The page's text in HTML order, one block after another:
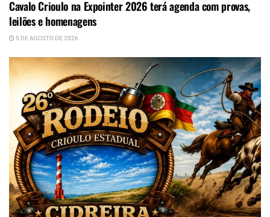
Cavalo Crioulo na Expointer 2026 terá agenda com provas,
leilões e homenagens
5 DE AGOSTO DE 2026